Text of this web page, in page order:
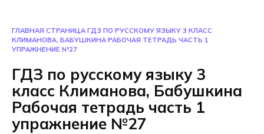
ГЛАВНАЯ СТРАНИЦА ГДЗ ПО РУССКОМУ ЯЗЫКУ 3 КЛАСС
КЛИМАНОВА, БАБУШКИНА РАБОЧАЯ ТЕТРАДЬ ЧАСТЬ 1
УПРАЖНЕНИЕ №27
ГДЗ по русскому языку 3
класс Климанова, Бабушкина
Рабочая тетрадь часть 1
упражнение №27